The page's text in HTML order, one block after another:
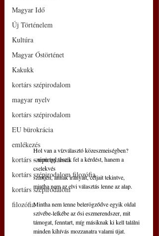
Magyar Idő
Új Történelem
Kultúra
Magyar Őstörténet
Kakukk
kortárs szépirodalom
magyar nyelv
kortárs szépirodalom
EU bürokrácia
emlékezés
kortárs szépirodalom
kortárs szépirodalom filozófia
kortárs szépirodalom
filozófia
Hol van a vízválasztó közeszmeiségben?
– nem így teszik fel a kérdést, hanem a
cselekvés
szintjén, annak irányait, céljait tekintve,
mintha nem az elvi választás lenne az alap.
Mintha nem lenne belerögződve egyik oldal
szívébe-lelkébe az ősi eszmerendszer, mit
támogat, fenntart, míg másiknak ki kell találni
minden kihívás mozzanatra valami újat.